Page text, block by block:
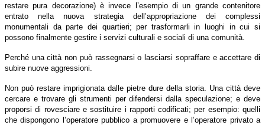
restare pura decorazione) è invece l’esempio di un grande contenitore
entrato nella nuova strategia dell’appropriazione dei complessi
monumentali da parte dei quartieri; per trasformarli in luoghi in cui si
possono finalmente gestire i servizi culturali e sociali di una comunità.
Perché una città non può rassegnarsi o lasciarsi sopraffare e accettare di
subire nuove aggressioni.
Non può restare imprigionata dalle pietre dure della storia. Una città deve
cercare e trovare gli strumenti per difendersi dalla speculazione; e deve
proporsi di rovesciare e sostituire i rapporti codificati; per esempio: quelli
che dispongono l’operatore pubblico a promuovere e l’operatore privato a